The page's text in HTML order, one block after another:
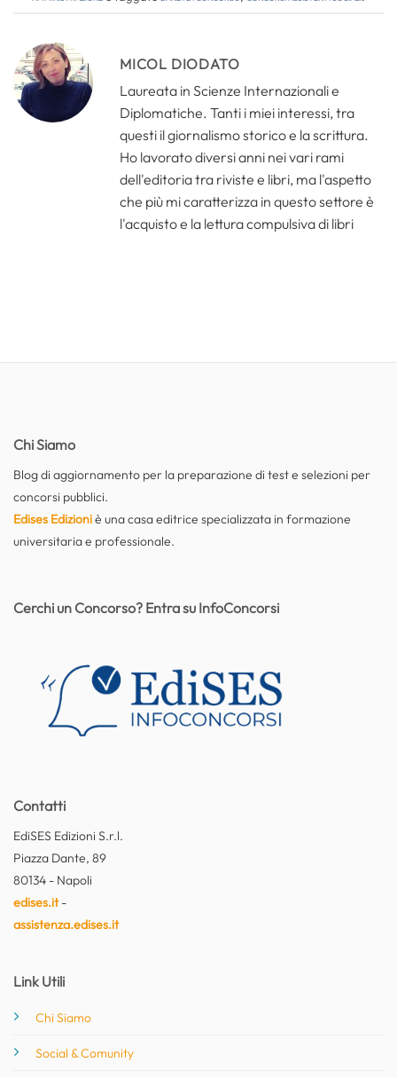
MICOL DIODATO
Laureata in Scienze Internazionali e
Diplomatiche. Tanti i miei interessi, tra
questi il giornalismo storico e la scrittura.
Ho lavorato diversi anni nei vari rami
dell'editoria tra riviste e libri, ma l'aspetto
che più mi caratterizza in questo settore è
l'acquisto e la lettura compulsiva di libri
Chi Siamo
Blog di aggiornamento per la preparazione di test e selezioni per
concorsi pubblici.
Edises Edizioniè una casa editrice specializzata in formazione
universitaria e professionale.
Contatti
EdiSES Edizioni S.r.l.
Piazza Dante, 89
80134 - Napoli
edises.it-
assistenza.edises.it
Link Utili
Chi Siamo
Social & Comunity
Cerchi un Concorso? Entra su InfoConcorsi